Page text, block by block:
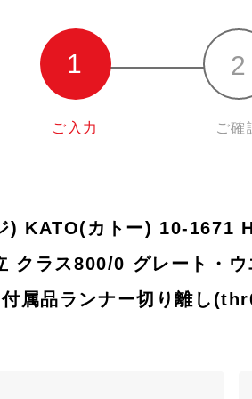
ご入力 ご確
) KATO(カトー) 10-
クラス800/0 グレート・
属品ランナー切り離し